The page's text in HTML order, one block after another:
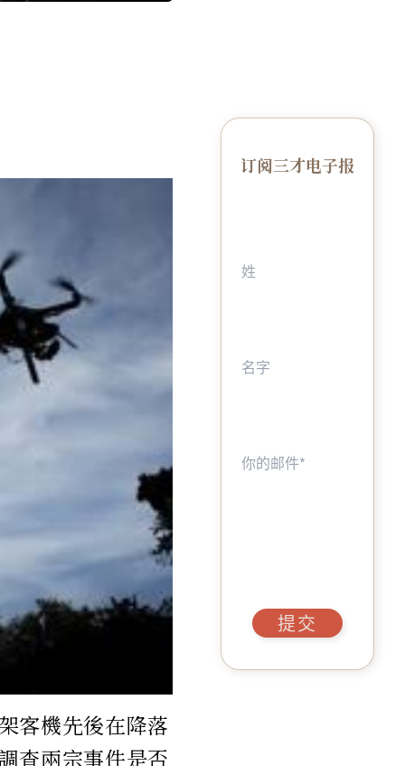
客機先後在降落
查兩宗事件是否
订阅三才电子报
提交